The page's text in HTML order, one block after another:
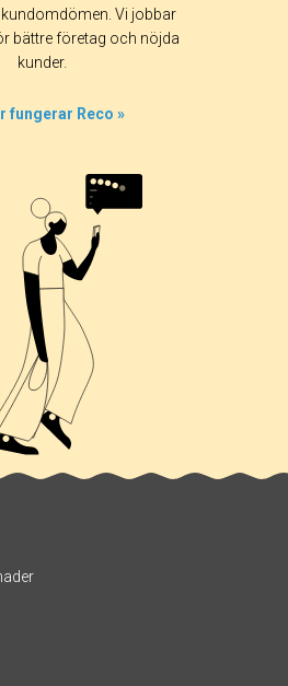
Vi jobbar
bättre företag och nöjda
kunder.
fungerar Reco »